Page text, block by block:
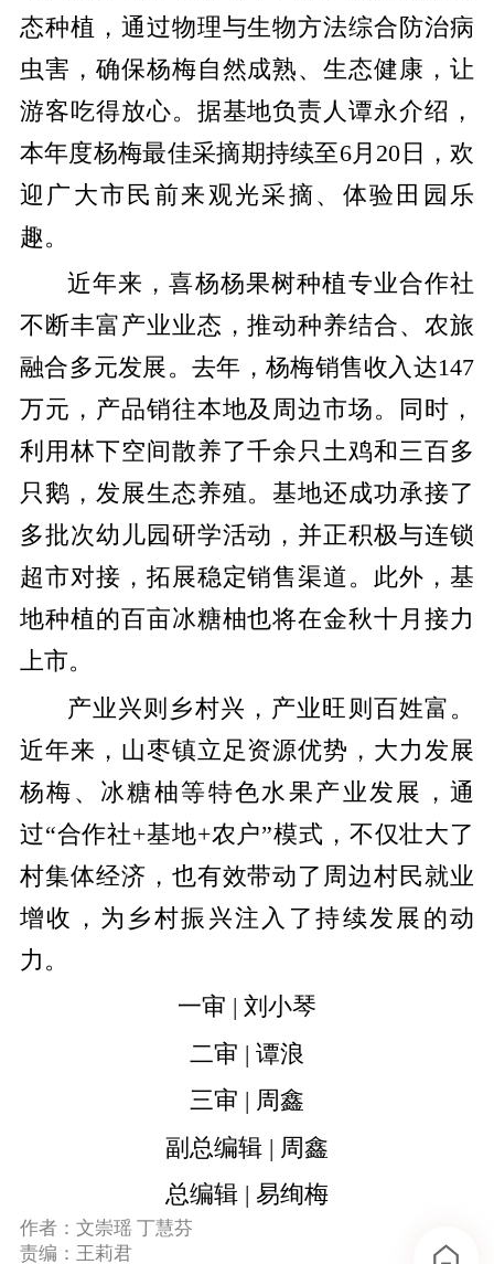
态种植，通过物理与生物方法综合防治病
虫害，确保杨梅自然成熟、生态健康，让
游客吃得放心。据基地负责人谭永介绍，
本年度杨梅最佳采摘期持续至6月20日，欢
迎广大市民前来观光采摘、体验田园乐
趣。
近年来，喜杨杨果树种植专业合作社
不断丰富产业业态，推动种养结合、农旅
融合多元发展。去年，杨梅销售收入达147
万元，产品销往本地及周边市场。同时，
利用林下空间散养了千余只土鸡和三百多
只鹅，发展生态养殖。基地还成功承接了
多批次幼儿园研学活动，并正积极与连锁
超市对接，拓展稳定销售渠道。此外，基
地种植的百亩冰糖柚也将在金秋十月接力
上市。
产业兴则乡村兴，产业旺则百姓富。
近年来，山枣镇立足资源优势，大力发展
杨梅、冰糖柚等特色水果产业发展，通
过“合作社+基地+农户”模式，不仅壮大了
村集体经济，也有效带动了周边村民就业
增收，为乡村振兴注入了持续发展的动
力。
一审 | 刘小琴
二审 | 谭浪
三审 | 周鑫
副总编辑 | 周鑫
总编辑 | 易绚梅
作者：文崇瑶 丁慧芬
责编：王莉君